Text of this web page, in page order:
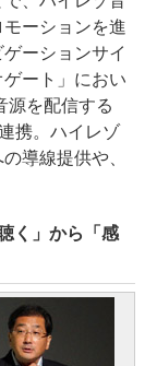
ーションを進
ーションサイ
ート」におい
源を配信する
携。ハイレゾ
導線提供や、
く」から「感